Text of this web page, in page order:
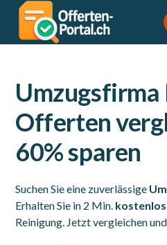
Umzugsfirma
Offerten
60% sparen
Suchen Sie eine zuverlässige
Erhalten Sie in 2 Min.
Reinigung. Jetzt vergleichen